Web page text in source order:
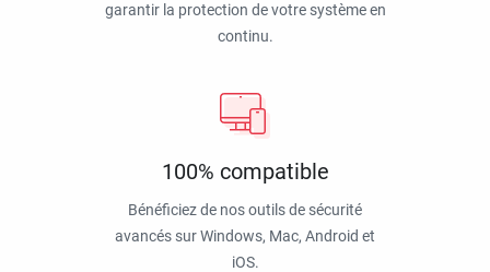
garantir la protection de votre système en
continu.
100% compatible
Bénéficiez de nos outils de sécurité
avancés sur Windows, Mac, Android et
iOS.